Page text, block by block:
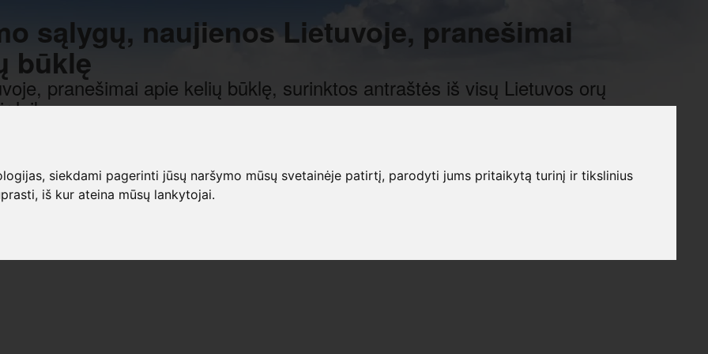
siekdami pagerinti jūsų naršymo mūsų svetainėje patirtį, parodyti jums pritaikytą turinį ir tikslinius
iš kur ateina mūsų lankytojai.
sąlygų, naujienos Lietuvoje, pranešimai
būklę
pranešimai apie kelių būklę, surinktos antraštės iš visų Lietuvos orų
laiką.